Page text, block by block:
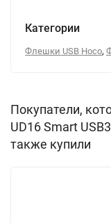
Категории
Флешки USB Hoco,
Покупатели,
UD16 Smart
также купили